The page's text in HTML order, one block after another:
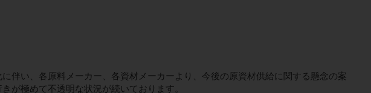
伴い、各原料メーカー、各資材メーカーより、今後の原資材供給に関する懸念の案
が極めて不透明な状況が続いております。